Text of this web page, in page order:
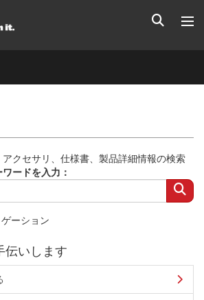
クセサリ、仕様書、製品詳細情報の検索
ードを入力：
ーション
伝いします